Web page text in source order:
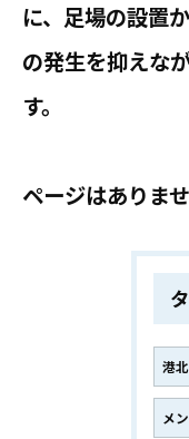
に、足場の設置
の発生を抑えな
す。
ページはありま
港
メ